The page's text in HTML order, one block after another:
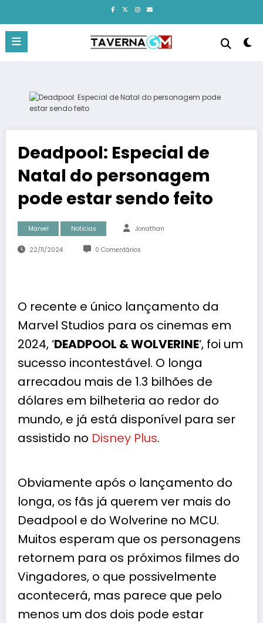
o
conteúdo
Deadpool: Especial de
Natal do personagem
pode estar sendo feito
Marvel Notícias Jonathan
22/11/2024 0 Comentários
O recente e único lançamento da
Marvel Studios para os cinemas em
2024, ‘DEADPOOL & WOLVERINE‘, foi um
sucesso incontestável. O longa
arrecadou mais de 1.3 bilhões de
dólares em bilheteria ao redor do
mundo, e já está disponível para ser
assistido no Disney Plus.
Obviamente após o lançamento do
longa, os fãs já querem ver mais do
Deadpool e do Wolverine no MCU.
Muitos esperam que os personagens
retornem para os próximos filmes do
Vingadores, o que possivelmente
acontecerá, mas parece que pelo
menos um dos dois pode estar